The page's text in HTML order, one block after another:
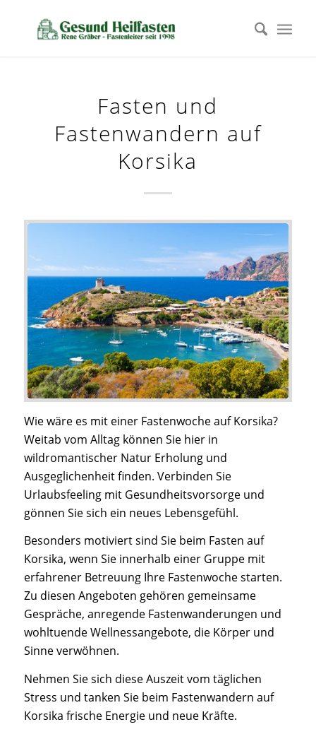
Fasten und
Fastenwandern auf
Korsika
Wie wäre es mit einer Fastenwoche auf Korsika?
Weitab vom Alltag können Sie hier in
wildromantischer Natur Erholung und
Ausgeglichenheit finden. Verbinden Sie
Urlaubsfeeling mit Gesundheitsvorsorge und
gönnen Sie sich ein neues Lebensgefühl.
Besonders motiviert sind Sie beim Fasten auf
Korsika, wenn Sie innerhalb einer Gruppe mit
erfahrener Betreuung Ihre Fastenwoche starten.
Zu diesen Angeboten gehören gemeinsame
Gespräche, anregende Fastenwanderungen und
wohltuende Wellnessangebote, die Körper und
Sinne verwöhnen.
Nehmen Sie sich diese Auszeit vom täglichen
Stress und tanken Sie beim Fastenwandern auf
Korsika frische Energie und neue Kräfte.